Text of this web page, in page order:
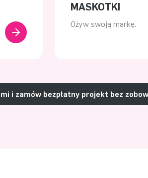
MASKOTKI
Ożyw swoją markę.
i zamów bezpłatny projekt bez